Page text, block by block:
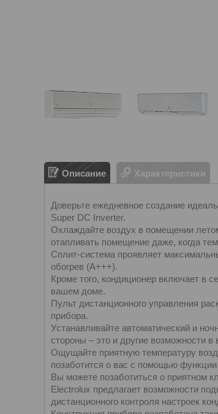
Описание Характеристики
Доверьте ежедневное создание
Super DC Inverter.
Охлаждайте воздух в помещении
отапливать помещение даже, когда
Сплит-система проявляет
обогрев (A+++).
Кроме того, кондиционер включает в
вашем доме.
Пульт дистанционного управления
прибора.
Устанавливайте автоматический и
стороны – это и другие возможности
Ощущайте приятную температуру
позаботится о вас с помощью функции
Вы можете позаботиться о приятном
Electrolux предлагает возможности
дистанционного контроля настроек